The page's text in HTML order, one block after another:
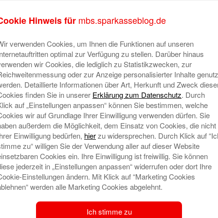
freuen wir uns über einen Hinweis an dialog@mbs.de.
schnell und kompetent in der Zeit von 8.30 -17 Uhr
diese so konkret wir möglich zu formulieren, damit wir
es aber notwendig sein, detaillierte Informationen von
Wir bitten daher um Verständnis, wenn sich bei
der Mittelbrandenburgischen Sparkasse, die
sind Meinungsäußerungen des jeweiligen Mitarbeiters
unterscheiden.
persönlichen Gespräch
Hinweis für mbs.sparkasseblog.de
verwenden Cookies, um Ihnen die Funktionen auf unseren
optimal zur Verfügung zu stellen. Darüber hinaus
wir Cookies, die lediglich zu Statistikzwecken, zur
oder zur Anzeige personalisierter Inhalte
Detaillierte Informationen über Art, Herkunft und Zweck
finden Sie in unserer Erklärung zum Datenschutz. Durch
auf „Einstellungen anpassen“ können Sie bestimmen, welche
wir auf Grundlage Ihrer Einwilligung verwenden dürfen. Sie
außerdem die Möglichkeit, dem Einsatz von Cookies, die nicht
Einwilligung bedürfen, hierzu widersprechen. Durch Klick auf
zu“ willigen Sie der Verwendung aller auf dieser Website
Cookies ein. Ihre Einwilligung ist freiwillig. Sie können
jederzeit in „Einstellungen anpassen“ widerrufen oder dort Ihre
Einstellungen ändern. Mit Klick auf “Marketing Cookies
werden alle Marketing Cookies abgelehnt.
Ich stimme zu